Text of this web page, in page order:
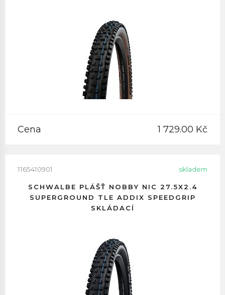
Cena 1 729.00 Kč
1165410901 skladem
SCHWALBE PLÁŠŤ NOBBY NIC 27.5X2.4
SUPERGROUND TLE ADDIX SPEEDGRIP
SKLÁDACÍ